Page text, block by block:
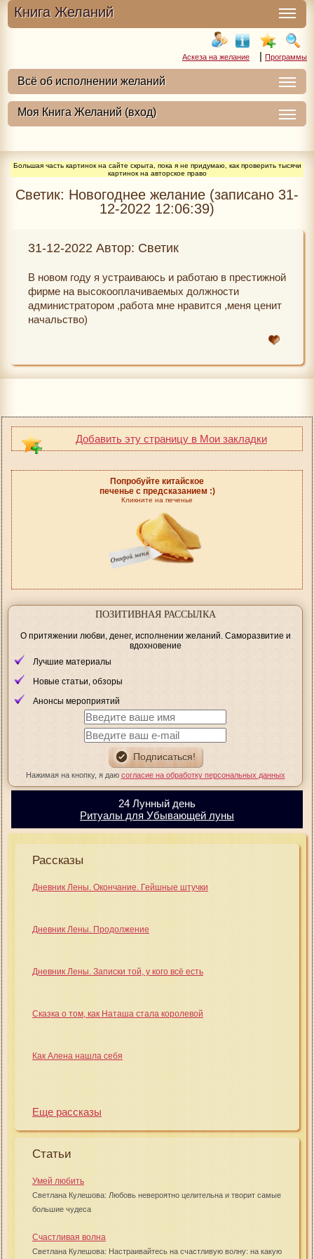
Книга Желаний
Аскеза на желание | Программы
Большая часть картинок на сайте скрыта, пока я не придумаю, как проверить тысячи
картинок на авторское право
Светик: Новогоднее желание (записано 31-
12-2022 12:06:39)
31-12-2022 Автор: Светик
В новом году я устраиваюсь и работаю в престижной
фирме на высокооплачиваемых должности
администратором ,работа мне нравится ,меня ценит
начальство)
Добавить эту страницу в Мои закладки
Попробуйте китайское
печенье с предсказанием :)
Кликните на печенье
ПОЗИТИВНАЯ РАССЫЛКА
О притяжении любви, денег, исполнении желаний. Саморазвитие и
вдохновение
Лучшие материалы
Новые статьи, обзоры
Анонсы мероприятий
Нажимая на кнопку, я даю согласие на обработку персональных данных
24 Лунный день
Ритуалы для Убывающей луны
Рассказы
Дневник Лены. Окончание. Гейшные штучки
Дневник Лены. Продолжение
Дневник Лены. Записки той, у кого всё есть
Сказка о том, как Наташа стала королевой
Как Алена нашла себя
Еще рассказы
Статьи
Умей любить
Светлана Кулешова: Любовь невероятно целительна и творит самые
большие чудеса
Счастливая волна
Светлана Кулешова: Настраивайтесь на счастливую волну: на какую